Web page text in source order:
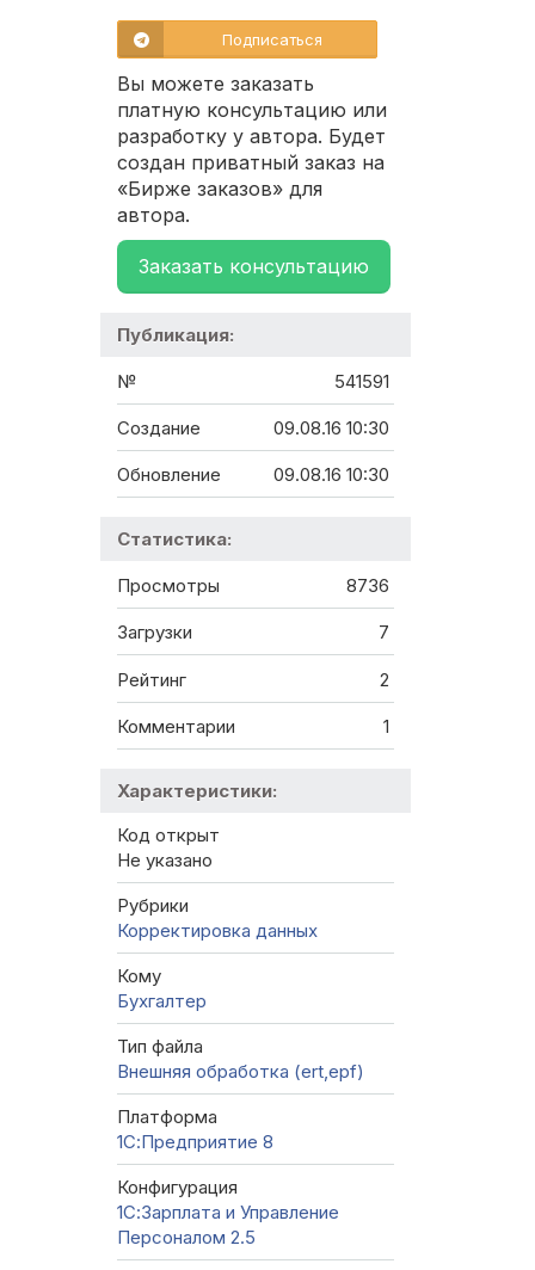
Подписаться
Вы можете заказать
платную консультацию или
разработку у автора. Будет
создан приватный заказ на
«Бирже заказов» для
автора.
Заказать консультацию
Публикация:
№ 541591
Создание 09.08.16 10:30
Обновление 09.08.16 10:30
Статистика:
Просмотры 8736
Загрузки 7
Рейтинг 2
Комментарии 1
Характеристики:
Код открыт
Не указано
Рубрики
Корректировка данных
Кому
Бухгалтер
Тип файла
Внешняя обработка (ert,epf)
Платформа
1С:Предприятие 8
Конфигурация
1С:Зарплата и Управление
Персоналом 2.5